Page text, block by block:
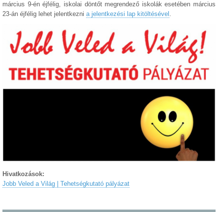
március 9-én éjfélig, iskolai döntőt megrendező iskolák esetében március
23-án éjfélig lehet jelentkezni a jelentkezési lap kitöltésével .
Hivatkozások:
Jobb Veled a Világ | Tehetségkutató pályázat